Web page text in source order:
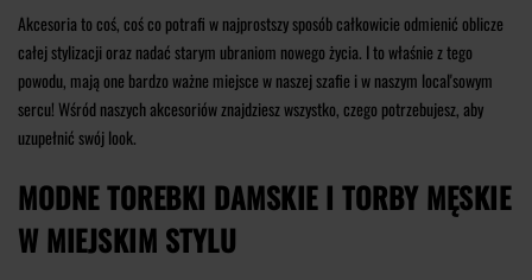
Akcesoria to coś, coś co potrafi w najprostszy sposób całkowicie odmienić oblicze
całej stylizacji oraz nadać starym ubraniom nowego życia. I to właśnie z tego
powodu, mają one bardzo ważne miejsce w naszej szafie i w naszym local'sowym
sercu! Wśród naszych akcesoriów znajdziesz wszystko, czego potrzebujesz, aby
uzupełnić swój look.
MODNE TOREBKI DAMSKIE I TORBY MĘSKIE
W MIEJSKIM STYLU